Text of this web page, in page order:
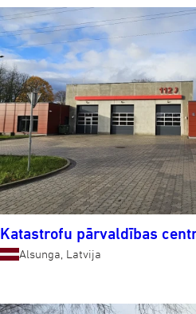
Katastrofu pārvaldības
Alsunga, Latvija